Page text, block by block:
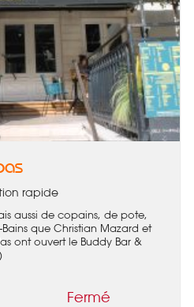
rapide
aussi de copains, de pote,
que Christian Mazard et
ont ouvert le Buddy Bar &
Fermé